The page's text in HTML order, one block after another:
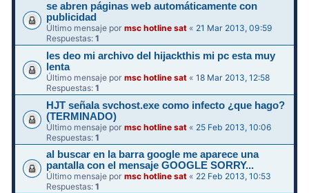
se abren páginas web automáticamente con
publicidad
Último mensaje pormsc hotline sat « 21 Mar 2013, 09:59
Respuestas:1
les deo mi archivo del hijackthis mi pc esta muy
lenta
Último mensaje pormsc hotline sat «18 Mar 2013, 12:58
Respuestas:1
HJT señala svchost.exe como infecto ¿que hago?
(TERMINADO)
Último mensaje pormsc hotline sat « 25 Feb 2013, 10:06
Respuestas:1
al buscar en la barra google me aparece una
pantalla con el mensaje GOOGLE SORRY...
Último mensaje pormsc hotline sat « 22 Feb 2013, 10:53
Respuestas:1